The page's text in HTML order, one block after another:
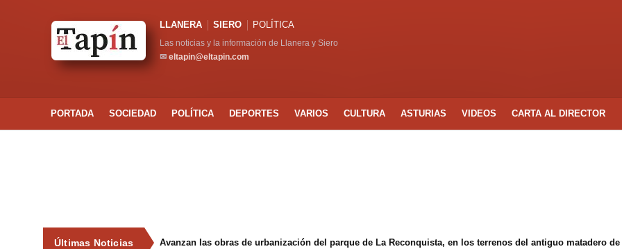
LLANERA SIERO POLÍTICA
Las noticias y la información de Llanera y Siero
✉ eltapin@eltapin.com
PORTADA SOCIEDAD POLÍTICA DEPORTES VARIOS CULTURA ASTURIAS VIDEOS CARTA AL DIRECTOR
Últimas Noticias Avanzan las obras de urbanización del parque de La Reconquista, en los terrenos del antiguo matadero